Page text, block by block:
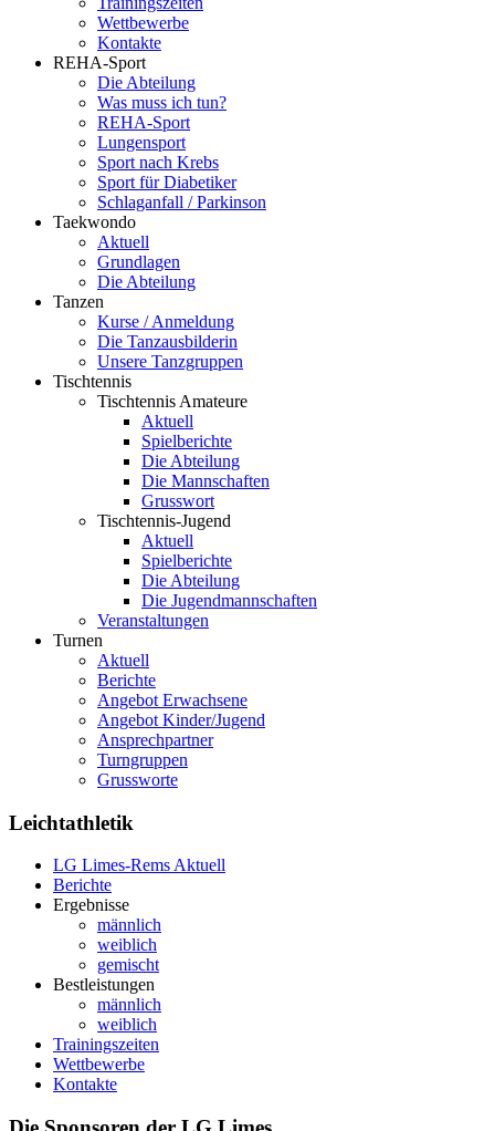
Wettbewerbe
Kontakte
REHA-Sport
Die Abteilung
Was muss ich tun?
REHA-Sport
Lungensport
Sport nach Krebs
Sport für Diabetiker
Schlaganfall / Parkinson
Taekwondo
Aktuell
Grundlagen
Die Abteilung
Tanzen
Kurse / Anmeldung
Die Tanzausbilderin
Unsere Tanzgruppen
Tischtennis
Tischtennis Amateure
Aktuell
Spielberichte
Die Abteilung
Die Mannschaften
Grusswort
Tischtennis-Jugend
Aktuell
Spielberichte
Die Abteilung
Die Jugendmannschaften
Veranstaltungen
Turnen
Aktuell
Berichte
Angebot Erwachsene
Angebot Kinder/Jugend
Ansprechpartner
Turngruppen
Grussworte
Leichtathletik
LG Limes-Rems Aktuell
Berichte
Ergebnisse
männlich
weiblich
gemischt
Bestleistungen
männlich
weiblich
Trainingszeiten
Wettbewerbe
Kontakte